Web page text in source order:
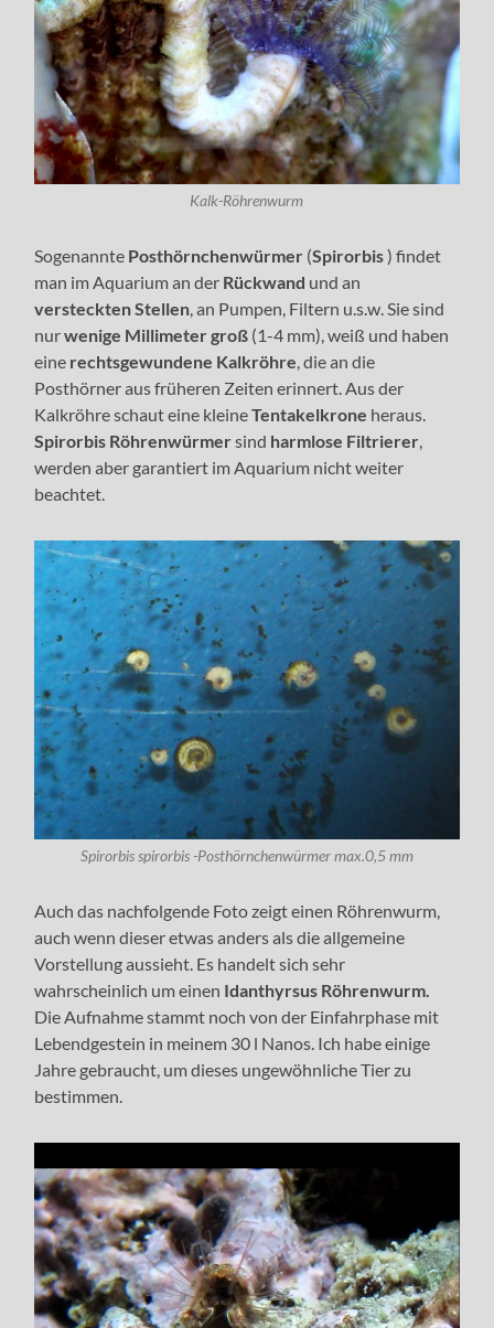
Kalk-Röhrenwurm
Sogenannte Posthörnchenwürmer (Spirorbis) findet
man im Aquarium an der Rückwand und an
versteckten Stellen, an Pumpen, Filtern u.s.w. Sie sind
nurwenige Millimeter groß (1-4 mm), weiß und haben
eine rechtsgewundene Kalkröhre, die an die
Posthörner aus früheren Zeiten erinnert. Aus der
Kalkröhre schaut eine kleineTentakelkrone heraus.
Spirorbis Röhrenwürmersind harmlose Filtrierer,
werden aber garantiert im Aquarium nicht weiter
beachtet.
Spirorbis spirorbis -Posthörnchenwürmer max.0,5 mm
Auch das nachfolgende Foto zeigt einen Röhrenwurm,
auch wenn dieser etwas anders als die allgemeine
Vorstellung aussieht. Es handelt sich sehr
wahrscheinlich um einen Idanthyrsus Röhrenwurm.
Die Aufnahme stammt noch von der Einfahrphase mit
Lebendgestein in meinem 30 l Nanos. Ich habe einige
Jahre gebraucht, um dieses ungewöhnliche Tier zu
bestimmen.